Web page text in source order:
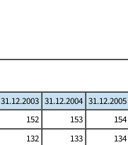
31.12.2003 31.12.2004 31.12.2005
152 153
154
132 133
134